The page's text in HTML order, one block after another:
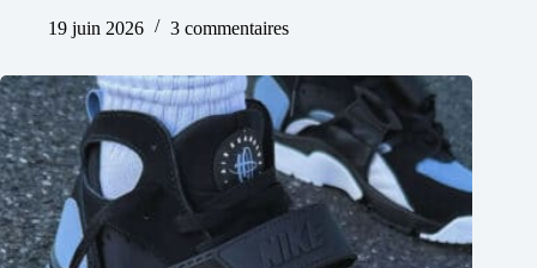
19 juin 2026
3 commentaires